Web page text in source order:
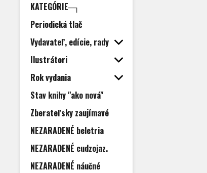
KATEGÓRIE─┐
Periodická tlač
Vydavateľ, edície, rady
Ilustrátori
Rok vydania
Stav knihy "ako nová"
Zberateľsky zaujímavé
NEZARADENÉ beletria
NEZARADENÉ cudzojaz.
NEZARADENÉ náučné